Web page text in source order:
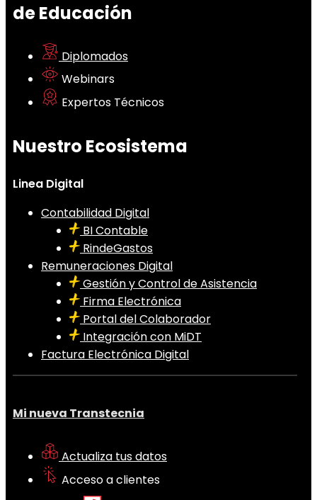
de Educación
Diplomados
Webinars
Expertos Técnicos
Nuestro Ecosistema
Linea Digital
Contabilidad Digital
BI Contable
RindeGastos
Remuneraciones Digital
Gestión y Control de Asistencia
Firma Electrónica
Portal del Colaborador
Integración con MiDT
Factura Electrónica Digital
Mi nueva Transtecnia
Actualiza tus datos
Acceso a clientes